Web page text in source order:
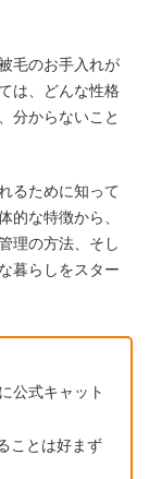
毛のお手入れが
は、どんな性格
分からないこと
るために知って
的な特徴から、
理の方法、そし
暮らしをスター
公式キャット
ことは好まず